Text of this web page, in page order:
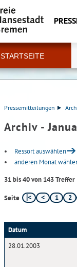
STARTSEITE
Pressemitteilungen
Archiv -
Ressort auswählen
anderen Monat
31 bis 40 von 143 Treffer
Seite 1 2
Datum
28.01.2003